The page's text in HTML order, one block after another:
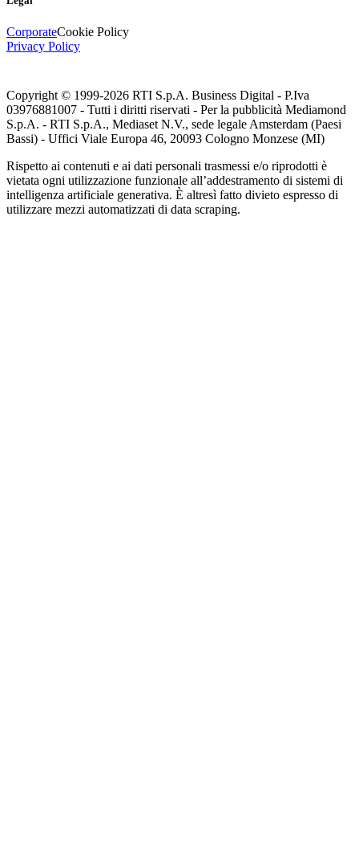
CorporateCookie Policy
Privacy Policy
Copyright © 1999-2026 RTI S.p.A. Business Digital - P.Iva
03976881007 - Tutti i diritti riservati - Per la pubblicità Mediamond
S.p.A. - RTI S.p.A., Mediaset N.V., sede legale Amsterdam (Paesi
Bassi) - Uffici Viale Europa 46, 20093 Cologno Monzese (MI)
Rispetto ai contenuti e ai dati personali trasmessi e/o riprodotti è
vietata ogni utilizzazione funzionale all’addestramento di sistemi di
intelligenza artificiale generativa. È altresì fatto divieto espresso di
utilizzare mezzi automatizzati di data scraping.